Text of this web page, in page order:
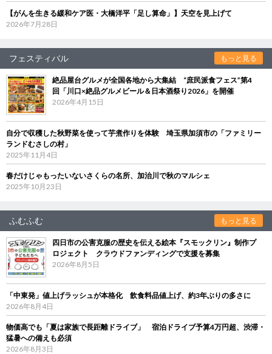
【がんを生きる緩和ケア医・大橋洋平「足し算命」】天空を見上げて
2026年7月28日
フェスティバル もっと見る
絶品屋台グルメが全国各地から大集結 “庶民派食フェス”第4
回「川口×絶品グルメビール＆日本酒祭り2026」を開催
2026年4月15日
自分で収穫した秋野菜を使って芋煮作りを体験 埼玉県加須市の「ファミリー
ランドむさしの村」
2025年11月4日
春だけじゃもったいないさくらの名所、加治川で秋のマルシェ
2025年10月23日
ふむふむ もっと見る
四日市の公害克服の歴史を伝える絵本『スモックリン』制作プ
ロジェクト クラウドファンディングで支援を募集
2026年8月5日
「中東発」値上げラッシュが本格化 飲食料品値上げ、約3年ぶりの多さに
2026年8月4日
物価高でも「夏は家族で長距離ドライブ」 宿泊ドライブ予算4万円超、渋滞・
猛暑への備えも必須
2026年8月3日